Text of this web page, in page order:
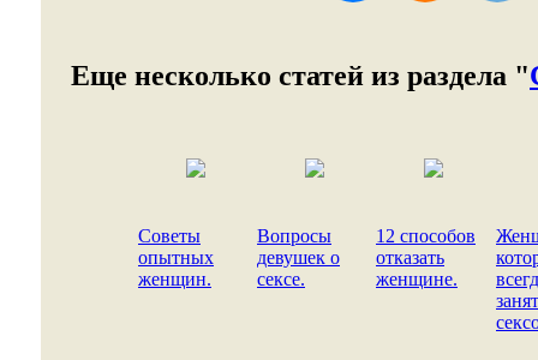
Еще несколько статей из раздела "
Советы
опытных
женщин.
Вопросы
девушек о
сексе.
12 способов
отказать
женщине.